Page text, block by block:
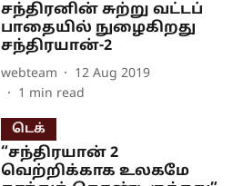
சந்திரனின் சுற்று வட்டப்
பாதையில் நுழைகிறது
சந்திரயான்-2
webteam
12 Aug 2019
1 min read
டெக்
“சந்திரயான் 2
வெற்றிக்காக உலகமே